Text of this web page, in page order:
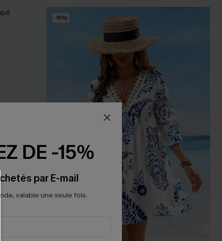
-15%
DE -15%
par E-mail
valable une seule fois.